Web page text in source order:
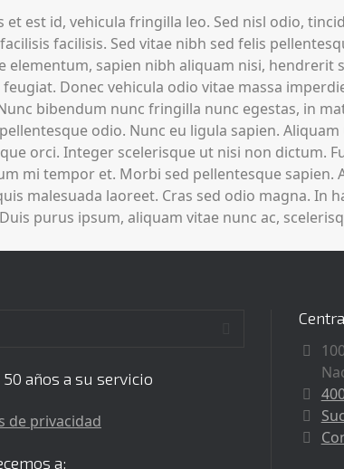
et est id, vehicula fringilla leo. Sed nisl odio,
facilisis. Sed vitae nibh sed felis
elementum, sapien nibh aliquam nisi, hendrerit
Donec vehicula odio vitae massa
bibendum nunc fringilla nunc egestas, in
odio. Nunc eu ligula sapien.
orci. Integer scelerisque ut nisi non dictum.
mi tempor et. Morbi sed pellentesque
malesuada laoreet. Cras sed odio magna. In
purus ipsum, aliquam vitae nunc ac,
50 años a su servicio
de privacidad
a: